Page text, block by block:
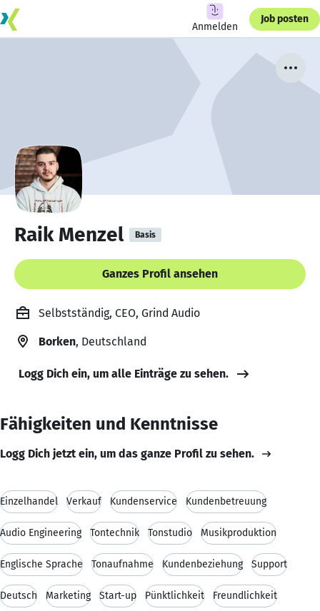
Anmelden
Job posten
Raik Menzel Basis
Ganzes Profil ansehen
Selbstständig, CEO, Grind Audio
Borken, Deutschland
Logg Dich ein, um alle Einträge zu sehen.
Fähigkeiten und Kenntnisse
Logg Dich jetzt ein, um das ganze Profil zu sehen.
Einzelhandel Verkauf Kundenservice Kundenbetreuung
Audio Engineering Tontechnik Tonstudio Musikproduktion
Englische Sprache Tonaufnahme Kundenbeziehung Support
Deutsch Marketing Start-up Pünktlichkeit Freundlichkeit